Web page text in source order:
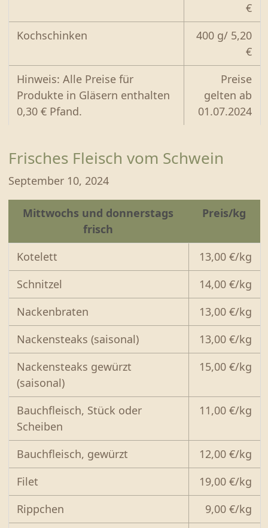
€
Kochschinken
400 g/ 5,20
€
Hinweis: Alle Preise für
Produkte in Gläsern enthalten
0,30 € Pfand.
Preise
gelten ab
01.07.2024
Frisches Fleisch vom Schwein
September 10, 2024
Mittwochs und donnerstags
frisch
Preis/kg
Kotelett
13,00 €/kg
Schnitzel
14,00 €/kg
Nackenbraten
13,00 €/kg
Nackensteaks (saisonal)
13,00 €/kg
Nackensteaks gewürzt
(saisonal)
15,00 €/kg
Bauchfleisch, Stück oder
Scheiben
11,00 €/kg
Bauchfleisch, gewürzt
12,00 €/kg
Filet
19,00 €/kg
Rippchen
9,00 €/kg